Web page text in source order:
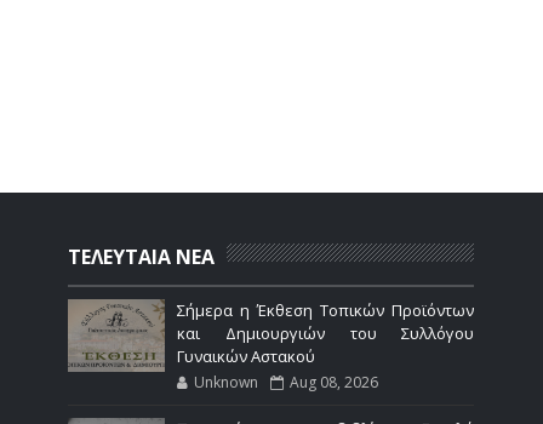
ΤΕΛΕΥΤΑΙΑ ΝΕΑ
Σήμερα η Έκθεση Τοπικών Προϊόντων
και Δημιουργιών του Συλλόγου
Γυναικών Αστακού
Unknown Aug 08, 2026